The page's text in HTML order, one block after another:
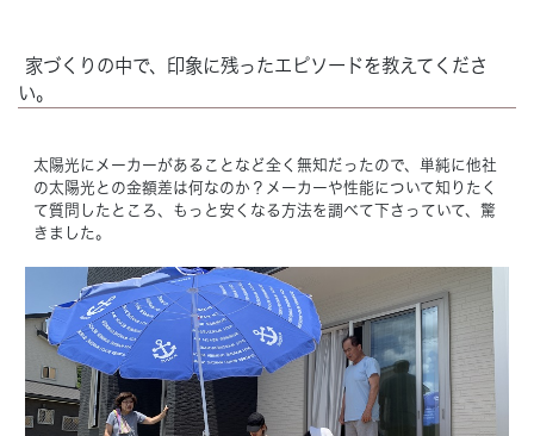
家づくりの中で、印象に残ったエピソードを教えてくださ
い。
太陽光にメーカーがあることなど全く無知だったので、単純に他社
の太陽光との金額差は何なのか？メーカーや性能について知りたく
て質問したところ、もっと安くなる方法を調べて下さっていて、驚
きました。